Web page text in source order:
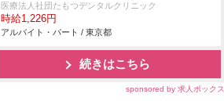
医療法人社団たもつデンタルクリニック
時給1,226円
アルバイト・パート / 東京都
続きはこちら
sponsored by 求人ボックス